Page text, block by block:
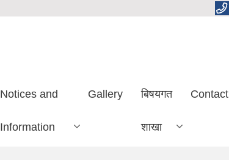
Notices and
Information
Gallery बिषयगत
शाखा
Contact